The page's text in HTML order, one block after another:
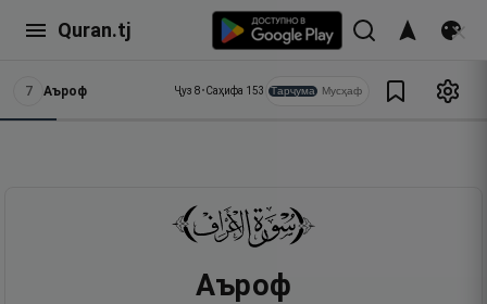
Quran.tj
7 Аъроф Ҷуз 8•Саҳифа 153 Тарҷума Мусҳаф
Аъроф